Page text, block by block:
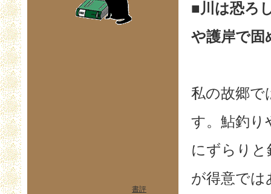
■川は恐ろ
や護岸で固
私の故郷で
す。鮎釣り
にずらりと
が得意では
書評